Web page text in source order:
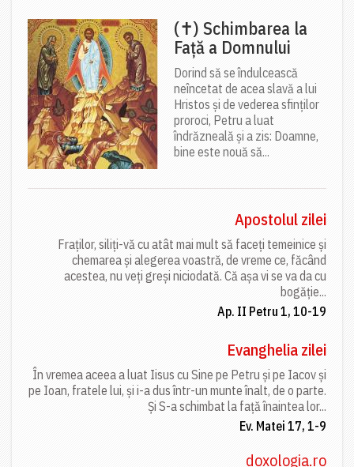
(✝) Schimbarea la
Față a Domnului
Dorind să se îndulcească
neîncetat de acea slavă a lui
Hristos și de vederea sfinților
proroci, Petru a luat
îndrăzneală și a zis: Doamne,
bine este nouă să...
Apostolul zilei
Fraților, siliți-vă cu atât mai mult să faceți temeinice și
chemarea și alegerea voastră, de vreme ce, făcând
acestea, nu veți greși niciodată. Că așa vi se va da cu
bogăție...
Ap. II Petru 1, 10-19
Evanghelia zilei
În vremea aceea a luat Iisus cu Sine pe Petru și pe Iacov și
pe Ioan, fratele lui, și i-a dus într-un munte înalt, de o parte.
Și S-a schimbat la față înaintea lor...
Ev. Matei 17, 1-9
doxologia.ro